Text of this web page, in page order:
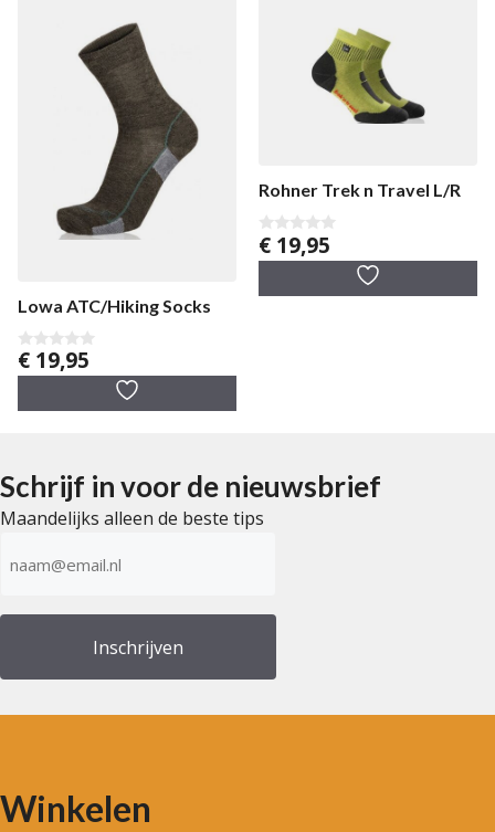
Lowa ATC/Hiking Socks
0
v
€ 19,95
Rohner Trek n Travel L/R
0
v
€ 19,95
Schrijf in voor de nieuwsbrief
Maandelijks alleen de beste tips
mailadres
Winkelen